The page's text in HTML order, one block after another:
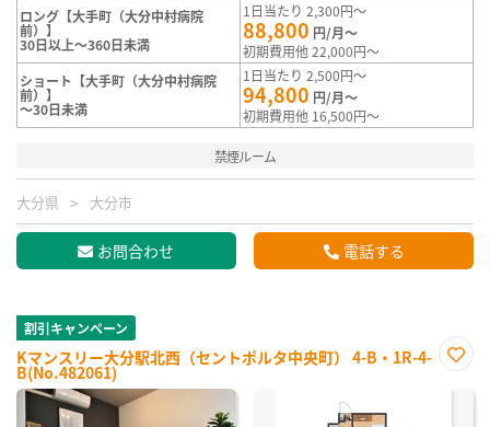
ロング【大手町（大分中村病院
前）】
30日以上～360日未満
1日当たり 2,300円～
88,800 円/月～
初期費用他 22,000円～
ショート【大手町（大分中村病院
前）】
～30日未満
1日当たり 2,500円～
94,800 円/月～
初期費用他 16,500円～
禁煙ルーム
大分県 大分市
お問合わせ 電話する
割引キャンペーン
Kマンスリー大分駅北西（セントポルタ中央町） 4-B・1R-4-
B(No.482061)
に入